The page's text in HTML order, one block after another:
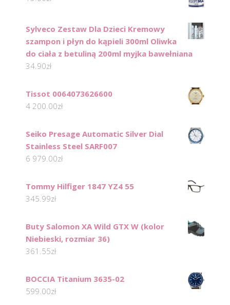
Sylveco Zestaw Dla Dzieci Kremowy
szampon i płyn do kąpieli 300ml Oliwka
do ciała z betuliną 200ml myjka bawełniana
34.90zł
Tissot 0064073626600
4 200.00zł
Seiko Presage Automatic Silver Dial
Stainless Steel SARF007
6 979.00zł
Tommy Hilfiger 1847 YZ4 55
345.99zł
Buty Salomon XA Wild GTX W (kolor
Niebieski, rozmiar 36)
361.55zł
BOCCIA Titanium 3635-02
599.00zł